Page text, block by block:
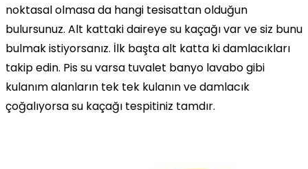
noktasal olmasa da hangi tesisattan olduğun
bulursunuz. Alt kattaki daireye su kaçağı var ve siz bunu
bulmak istiyorsanız. İlk başta alt katta ki damlacıkları
takip edin. Pis su varsa tuvalet banyo lavabo gibi
kulanım alanların tek tek kulanın ve damlacık
çoğalıyorsa su kaçağı tespitiniz tamdır.